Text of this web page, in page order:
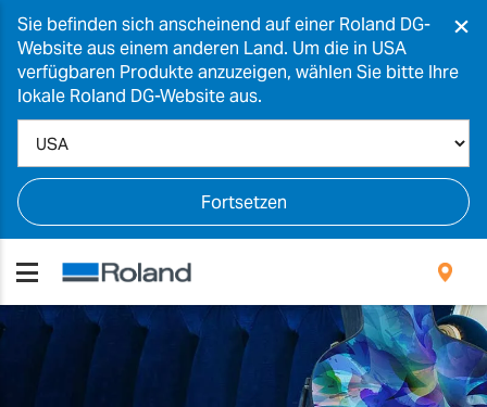
Sie befinden sich anscheinend auf einer Roland DG-
Website aus einem anderen Land. Um die in USA
verfügbaren Produkte anzuzeigen, wählen Sie bitte Ihre
lokale Roland DG-Website aus.
Fortsetzen
×